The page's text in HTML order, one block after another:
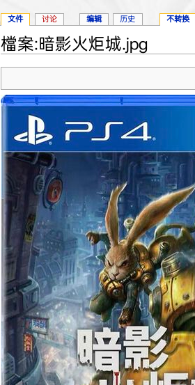
檔案:暗影火炬城.jpg
文件 讨论 编辑 历史 不转换